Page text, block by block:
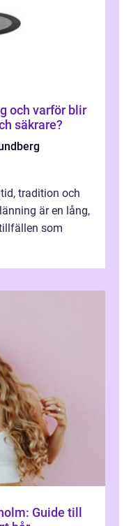
och varför blir
säkrare?
tradition och
är en lång,
som
Guide till